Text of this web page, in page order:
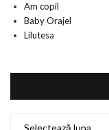
Am copil
Baby Orajel
Lilutesa